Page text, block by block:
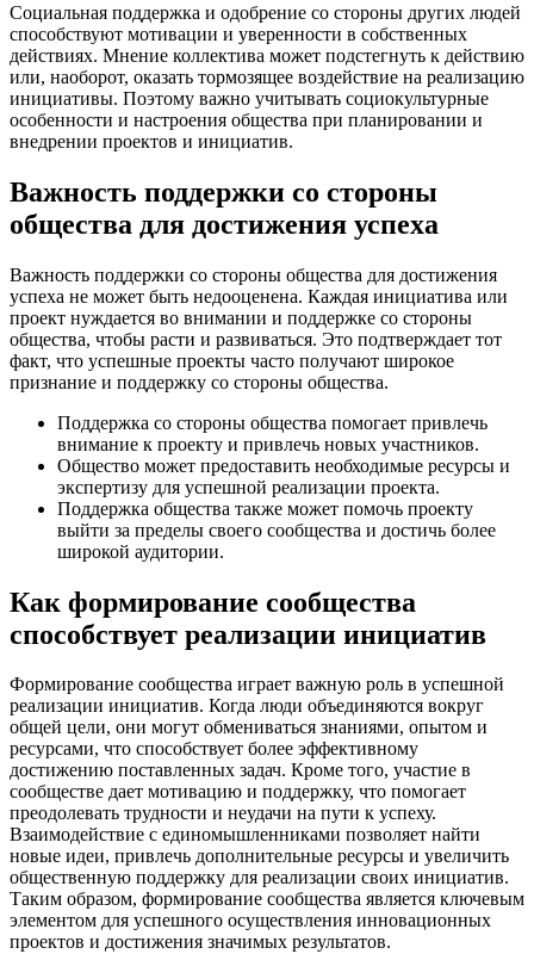
Социальная поддержка и одобрение со стороны других людей
способствуют мотивации и уверенности в собственных
действиях. Мнение коллектива может подстегнуть к действию
или, наоборот, оказать тормозящее воздействие на реализацию
инициативы. Поэтому важно учитывать социокультурные
особенности и настроения общества при планировании и
внедрении проектов и инициатив.
Важность поддержки со стороны
общества для достижения успеха
Важность поддержки со стороны общества для достижения
успеха не может быть недооценена. Каждая инициатива или
проект нуждается во внимании и поддержке со стороны
общества, чтобы расти и развиваться. Это подтверждает тот
факт, что успешные проекты часто получают широкое
признание и поддержку со стороны общества.
Поддержка со стороны общества помогает привлечь
внимание к проекту и привлечь новых участников.
Общество может предоставить необходимые ресурсы и
экспертизу для успешной реализации проекта.
Поддержка общества также может помочь проекту
выйти за пределы своего сообщества и достичь более
широкой аудитории.
Как формирование сообщества
способствует реализации инициатив
Формирование сообщества играет важную роль в успешной
реализации инициатив. Когда люди объединяются вокруг
общей цели, они могут обмениваться знаниями, опытом и
ресурсами, что способствует более эффективному
достижению поставленных задач. Кроме того, участие в
сообществе дает мотивацию и поддержку, что помогает
преодолевать трудности и неудачи на пути к успеху.
Взаимодействие с единомышленниками позволяет найти
новые идеи, привлечь дополнительные ресурсы и увеличить
общественную поддержку для реализации своих инициатив.
Таким образом, формирование сообщества является ключевым
элементом для успешного осуществления инновационных
проектов и достижения значимых результатов.